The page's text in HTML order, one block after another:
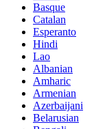
Basque
Catalan
Esperanto
Hindi
Lao
Albanian
Amharic
Armenian
Azerbaijani
Belarusian